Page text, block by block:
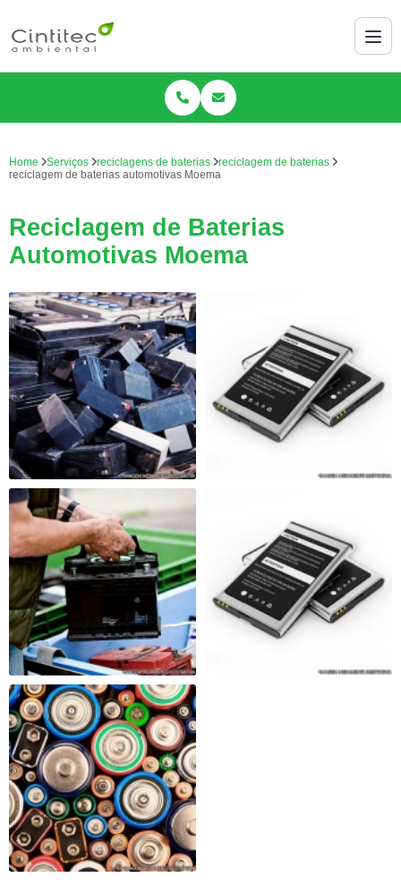
Home Serviços reciclagens de baterias
reciclagem de baterias
reciclagem de baterias automotivas Moema
Reciclagem de Baterias
Automotivas Moema